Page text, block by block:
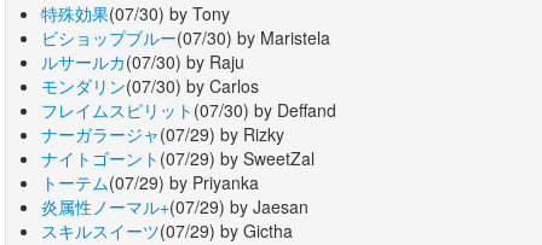
特殊効果(07/30) by Tony
ビショップブルー(07/30) by Maristela
ルサールカ(07/30) by Raju
モンダリン(07/30) by Carlos
フレイムスピリット (07/30) by Deffand
ナーガラージャ(07/29) by Rizky
ナイトゴーント (07/29) by SweetZal
トーテム(07/29) by Priyanka
炎属性ノーマル+(07/29) by Jaesan
スキルスイーツ(07/29) by Gictha